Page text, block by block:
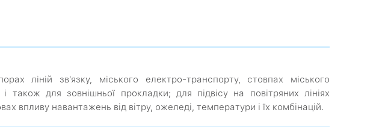
ліній зв'язку, міського електро-транспорту, стовпах міського
також для зовнішньої прокладки; для підвісу на повітряних лініях
впливу навантажень від вітру, ожеледі, температури і їх комбінацій.